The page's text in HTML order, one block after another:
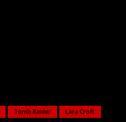
Tomb Raider Lara Croft